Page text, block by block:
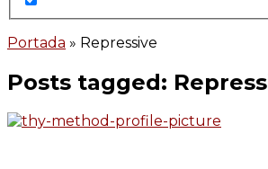
Portada » Repressive
Posts tagged: